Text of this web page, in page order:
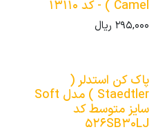
Camel ) - کد 13110
295,000 ریال
پاک کن استدلر (
Staedtler ) مدل Soft
سایز متوسط کد
526SB30LJ